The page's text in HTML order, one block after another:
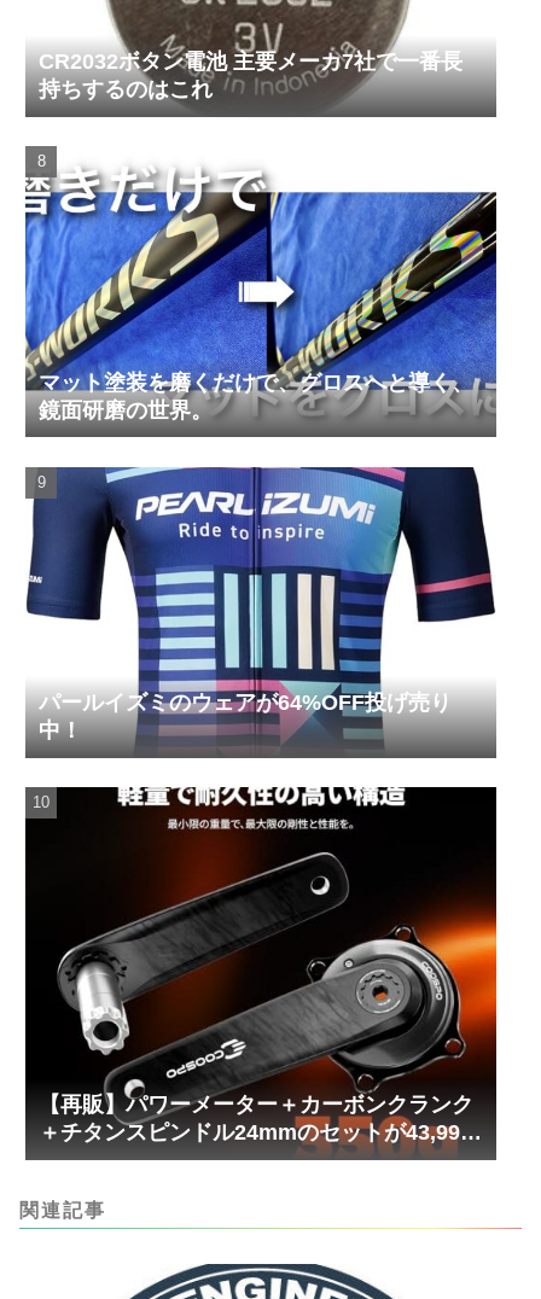
CR2032ボタン電池 主要メーカ7社で一番長
持ちするのはこれ
マット塗装を磨くだけで、グロスへと導く、
鏡面研磨の世界。
パールイズミのウェアが64%OFF投げ売り
中！
【再販】パワーメーター＋カーボンクランク
＋チタンスピンドル24mmのセットが43,999
円！
関連記事